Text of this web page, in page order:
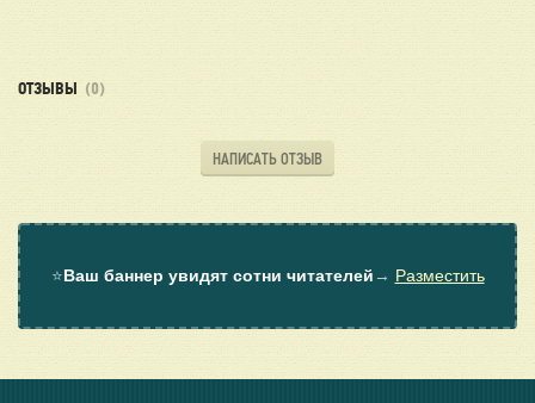
ОТЗЫВЫ (0)
НАПИСАТЬ ОТЗЫВ
⭐Ваш баннер увидят сотни читателей → Разместить